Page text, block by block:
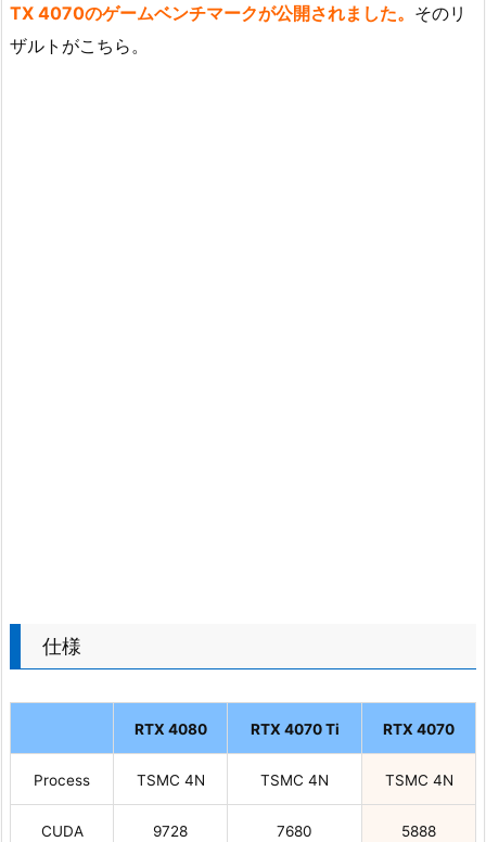
TX 4070のゲームベンチマークが公開されました。 そのリ
ザルトがこちら。
仕様
RTX 4080 RTX 4070 Ti RTX 4070
Process TSMC 4N TSMC 4N TSMC 4N
CUDA 9728 7680 5888